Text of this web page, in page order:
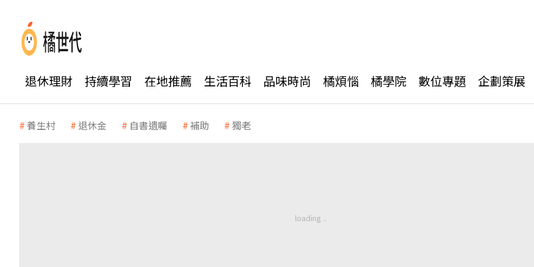
退休理財 持續學習 在地推薦 生活百科 品味時尚 橘煩惱 橘學院 數位專題 企劃策展
養生村 退休金 自書遺囑 補助 獨老